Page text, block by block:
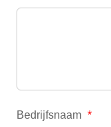
Bedrijfsnaam *